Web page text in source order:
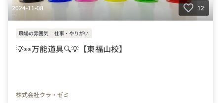
2024-11-08 12
職場の雰囲気 仕事・やりがい
💡👀万能道具🔍💡【東福山校】
株式会社クラ・ゼミ